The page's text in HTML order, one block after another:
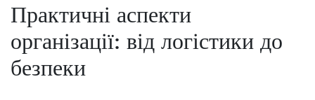
Практичні аспекти
організації: від логістики до
безпеки